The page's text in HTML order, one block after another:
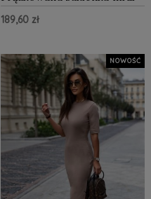
na ramiączkach z
drapowaniem i rozcięciem
189,60 zł
NOWOŚĆ